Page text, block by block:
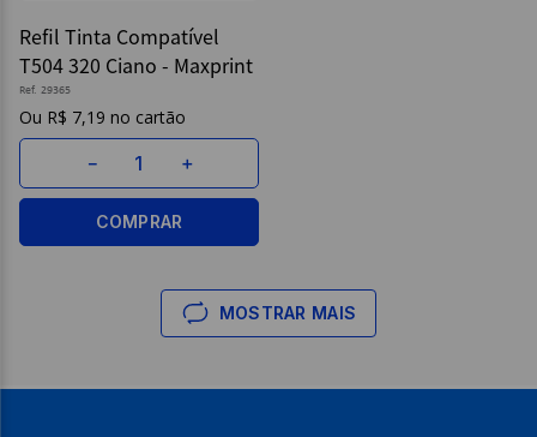
Refil Tinta Compatível
T504 320 Ciano - Maxprint
Ref. 29365
R$ 7,19
＋
－
COMPRAR
MOSTRAR MAIS